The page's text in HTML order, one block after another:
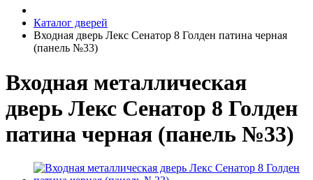
Каталог дверей
Входная дверь Лекс Сенатор 8 Голден патина черная
(панель №33)
Входная металлическая
дверь Лекс Сенатор 8 Голден
патина черная (панель №33)